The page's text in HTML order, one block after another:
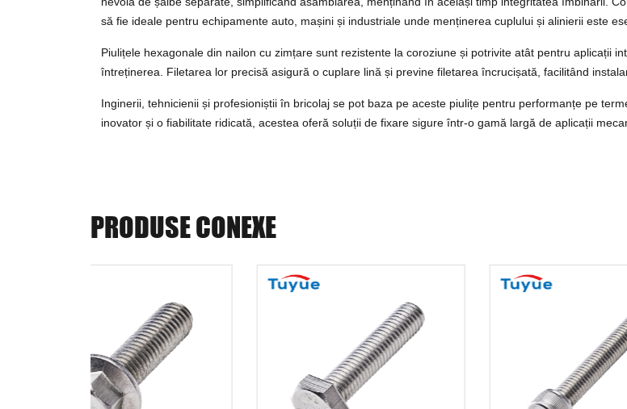
să fie ideale pentru echipamente auto, mașini și industriale unde menținerea cuplului și alinierii este
Piulițele hexagonale din nailon cu zimțare sunt rezistente la coroziune și potrivite atât pentru aplicații
întreținerea. Filetarea lor precisă asigură o cuplare lină și previne filetarea încrucișată, facilitând
Inginerii, tehnicienii și profesioniștii în bricolaj se pot baza pe aceste piulițe pentru performanțe pe
inovator și o fiabilitate ridicată, acestea oferă soluții de fixare sigure într-o gamă largă de aplicații
PRODUSE CONEXE